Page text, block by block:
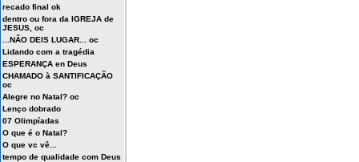
recado final ok
dentro ou fora da IGREJA de
JESUS, oc
...NÃO DEIS LUGAR... oc
Lidando com a tragédia
ESPERANÇA en Deus
CHAMADO à SANTIFICAÇÃO
oc
Alegre no Natal? oc
Lenço dobrado
07 Olimpíadas
O que é o Natal?
O que vc vê...
tempo de qualidade com Deus